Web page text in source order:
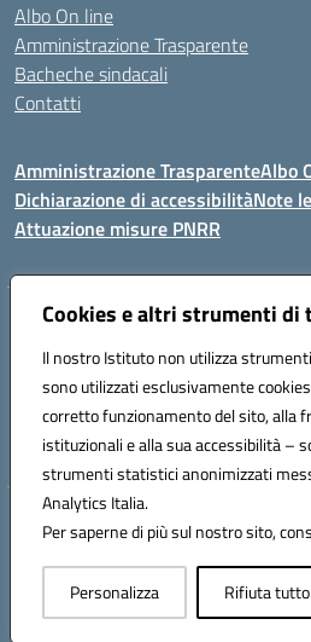
Cookies e altri strumenti di
Il nostro Istituto non utilizza
sono utilizzati esclusivamente
corretto funzionamento del sito, alla
istituzionali e alla sua accessibilità –
strumenti statistici anonimizzati
Analytics Italia.
Per saperne di più sul nostro sito,
Personalizza Rifiuta tutto
Albo On line
Amministrazione Trasparente
Bacheche sindacali
Contatti
Amministrazione TrasparenteAlbo
Dichiarazione di accessibilitàNote
Attuazione misure PNRR
VIA KENNEDY, 1 91011 ALCAMO (TP)
Mail: TPIC81000X@istruzione.it PEC:
Codice meccanografico: TPIC81000X
Codice fiscale: 80003900810
Codice Univoco Ufficio: UFHNHB
Hosting & Powered by
Concept & Design by